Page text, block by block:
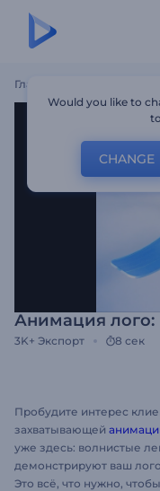
Главная
Анимация лого:
3K+ Экспорт 8 сек
Пробудите интерес
захватывающей
уже здесь: волнистые
демонстрируют ваш
Это всё, что нужно,
Would you like to
CHANGE